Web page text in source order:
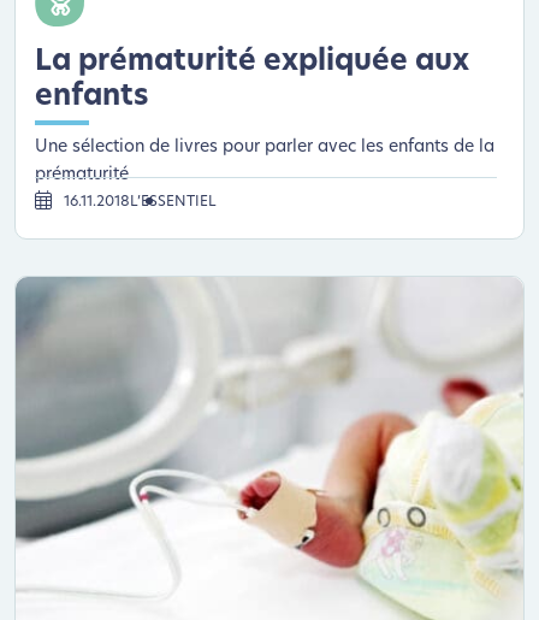
La prématurité expliquée aux
enfants
Une sélection de livres pour parler avec les enfants de la
prématurité
16.11.2018 L’ESSENTIEL